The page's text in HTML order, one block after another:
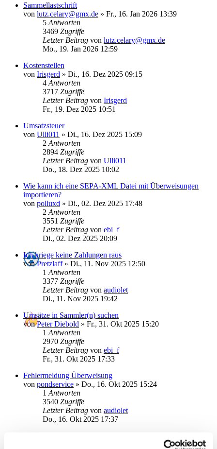
Sammellastschrift
von lutz.celary@gmx.de » Fr., 16. Jan 2026 13:39
5 Antworten
3469 Zugriffe
Letzter Beitrag von lutz.celary@gmx.de
Mo., 19. Jan 2026 12:59
Kostenstellen
von Irisgerd » Di., 16. Dez 2025 09:15
4 Antworten
3717 Zugriffe
Letzter Beitrag von Irisgerd
Fr., 19. Dez 2025 10:51
Umsatzsteuer
von Ulli011 » Di., 16. Dez 2025 15:09
2 Antworten
2894 Zugriffe
Letzter Beitrag von Ulli011
Do., 18. Dez 2025 10:02
Wie kann ich eine SEPA-XML Datei mit Überweisungen
importieren?
von polluxd » Di., 02. Dez 2025 17:48
2 Antworten
3551 Zugriffe
Letzter Beitrag von ebi_f
Di., 02. Dez 2025 20:09
Ich kriege keine Zahlungen raus
vonPretzlaff» Di., 11. Nov 2025 12:50
1 Antworten
3377 Zugriffe
Letzter Beitrag von audiolet
Di., 11. Nov 2025 19:42
Umsätze in Sammler(n) suchen
vonPeter Diebold » Fr., 31. Okt 2025 15:20
1 Antworten
2970 Zugriffe
Letzter Beitrag von ebi_f
Fr., 31. Okt 2025 17:33
Fehlermeldung Überweisung
von pondservice » Do., 16. Okt 2025 15:24
1 Antworten
3540 Zugriffe
Letzter Beitrag von audiolet
Do., 16. Okt 2025 17:37